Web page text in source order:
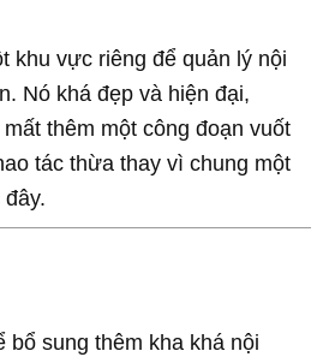
khu vực riêng để quản lý nội
Nó khá đẹp và hiện đại,
thêm một công đoạn vuốt
tác thừa thay vì chung một
bổ sung thêm kha khá nội